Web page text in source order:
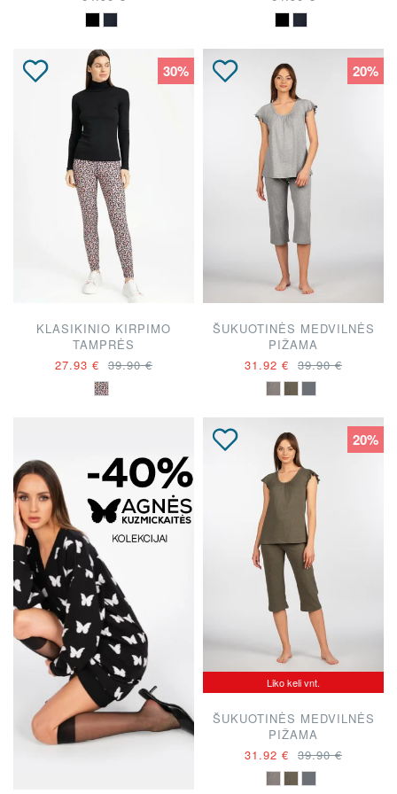
30%
KLASIKINIO KIRPIMO
TAMPRĖS
27.93 € 39.90 €
20%
ŠUKUOTINĖS MEDVILNĖS
PIŽAMA
31.92 € 39.90 €
20%
Liko keli vnt.
ŠUKUOTINĖS MEDVILNĖS
PIŽAMA
31.92 € 39.90 €